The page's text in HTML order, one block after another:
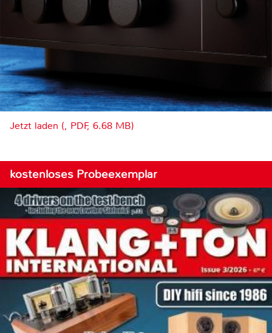
Jetzt laden (, PDF, 6.68 MB)
kostenloses Probeexemplar